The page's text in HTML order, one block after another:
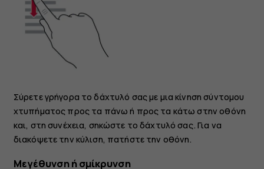
Σύρετε γρήγορα το δάχτυλό σας με μια κίνηση σύντομου
χτυπήματος προς τα πάνω ή προς τα κάτω στην οθόνη
και, στη συνέχεια, σηκώστε το δάχτυλό σας. Για να
διακόψετε την κύλιση, πατήστε την οθόνη.
Μεγέθυνση ή σμίκρυνση